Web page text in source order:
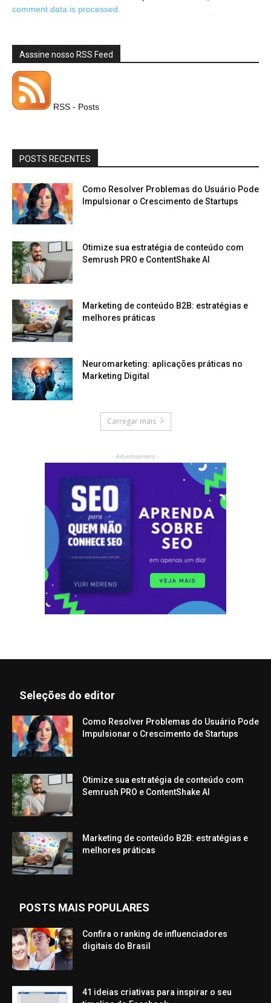
comment data is processed.
Asssine nosso RSS Feed
RSS - Posts
POSTS RECENTES
Como Resolver Problemas do Usuário Pode
Impulsionar o Crescimento de Startups
Otimize sua estratégia de conteúdo com
Semrush PRO e ContentShake AI
Marketing de conteúdo B2B: estratégias e
melhores práticas
Neuromarketing: aplicações práticas no
Marketing Digital
Carregar mais
- Advertisement -
Seleções do editor
Como Resolver Problemas do Usuário Pode
Impulsionar o Crescimento de Startups
Otimize sua estratégia de conteúdo com
Semrush PRO e ContentShake AI
Marketing de conteúdo B2B: estratégias e
melhores práticas
POSTS MAIS POPULARES
Confira o ranking de influenciadores
digitais do Brasil
41 ideias criativas para inspirar o seu